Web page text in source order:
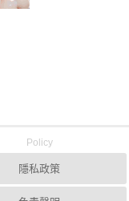
Policy
隱私政策